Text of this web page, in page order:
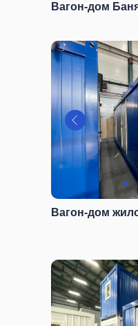
Вагон-дом
Вагон-дом